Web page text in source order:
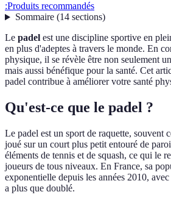
:Produits recommandés
Sommaire(14 sections)
Le padel est une discipline sportive en
en plus d'adeptes à travers le monde. En
physique, il se révèle être non seulement
mais aussi bénéfique pour la santé. Cet
padel contribue à améliorer votre santé
Qu'est-ce que le padel ?
Le padel est un sport de raquette, souvent
joué sur un court plus petit entouré de
éléments de tennis et de squash, ce qui le
joueurs de tous niveaux. En France, sa
exponentielle depuis les années 2010,
a plus que doublé.